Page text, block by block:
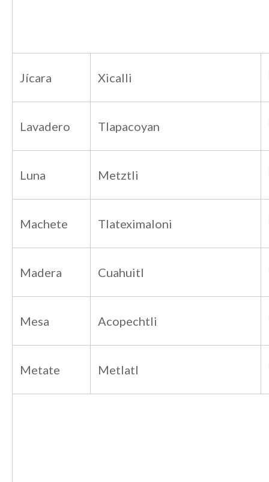
Jícara Xicalli
Lavadero Tlapacoyan
Luna Metztli
Machete Tlateximaloni
Madera Cuahuitl
Mesa Acopechtli
Metate Metlatl